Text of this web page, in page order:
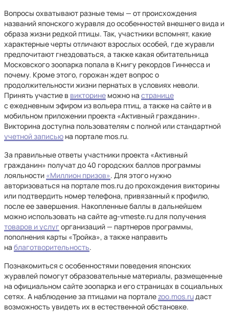
Вопросы охватывают разные темы — от происхождения
названий японского журавля до особенностей внешнего вида и
образа жизни редкой птицы. Так, участники вспомнят, какие
характерные черты отличают взрослых особей, где журавли
предпочитают гнездоваться, а также какая обитательница
Московского зоопарка попала в Книгу рекордов Гиннесса и
почему. Кроме этого, горожан ждет вопрос о
продолжительности жизни пернатых в условиях неволи.
Принять участие в викторине можно на странице
с ежедневным эфиром из вольера птиц, а также на сайте и в
мобильном приложении проекта «Активный гражданин».
Викторина доступна пользователям с полной или стандартной
учетной записью на портале mos.ru.
За правильные ответы участники проекта «Активный
гражданин» получат до 40 городских баллов программы
лояльности «Миллион призов». Для этого нужно
авторизоваться на портале mos.ru до прохождения викторины
или подтвердить номер телефона, привязанный к профилю,
после ее завершения. Накопленные баллы в дальнейшем
можно использовать на сайте ag-vmeste.ru для получения
товаров и услуг организаций — партнеров программы,
пополнения карты «Тройка», а также направить
на благотворительность.
Познакомиться с особенностями поведения японских
журавлей помогут образовательные материалы, размещенные
на официальном сайте зоопарка и его страницах в социальных
сетях. А наблюдение за птицами на порталеzoo.mos.ruдаст
возможность увидеть их в естественной обстановке.